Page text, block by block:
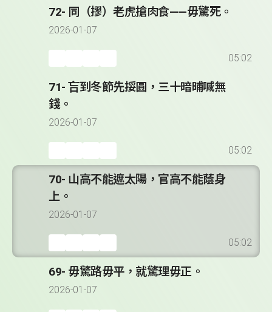
72- 同（摎）老虎搶肉食——毋驚死。
2026-01-07
05:02
71- 吂到冬節先挼圓，三十暗晡喊無
錢。
2026-01-07
05:02
70- 山高不能遮太陽，官高不能蔭身
上。
2026-01-07
05:02
69- 毋驚路毋平，就驚理毋正。
2026-01-07